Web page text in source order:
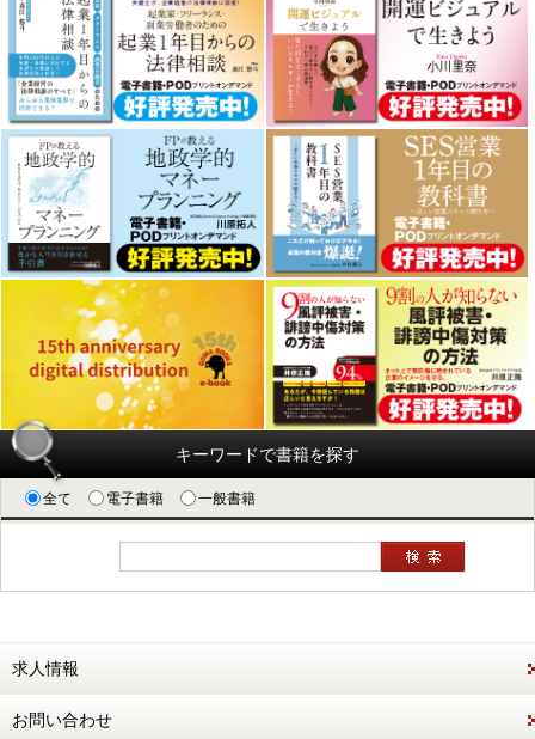
キーワードで書籍を探す
全て 電子書籍 一般書籍
求人情報
お問い合わせ